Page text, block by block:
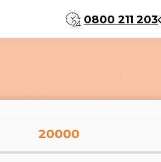
0800 211 203
20000